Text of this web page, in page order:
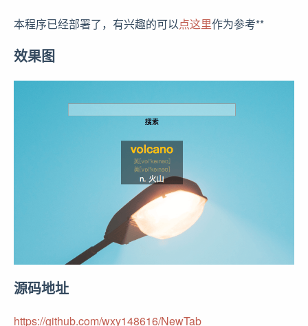
本程序已经部署了，有兴趣的可以点这里作为参考**
效果图
源码地址
https://github.com/wxy148616/NewTab